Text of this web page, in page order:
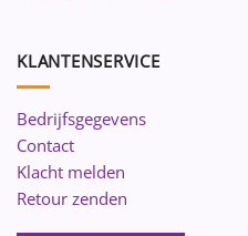
KLANTENSERVICE
Bedrijfsgegevens
Contact
Klacht melden
Retour zenden